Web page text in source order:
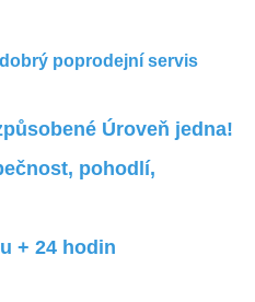
poprodejní servis
Úroveň jedna!
pohodlí,
+ 24 hodin